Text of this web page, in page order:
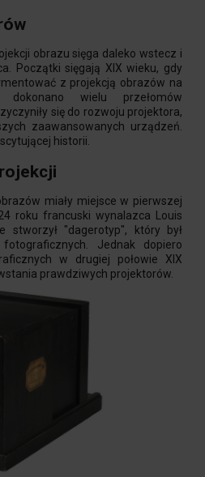
obrazu sięga daleko wstecz i
Początki sięgają XIX wieku, gdy
z projekcją obrazów na
wielu przełomów
się do rozwoju projektora,
zaawansowanych urządzeń.
historii.
miały miejsce w pierwszej
roku francuski wynalazca Louis
stworzył "dagerotyp", który był
Jednak dopiero
w drugiej połowie XIX
prawdziwych projektorów.